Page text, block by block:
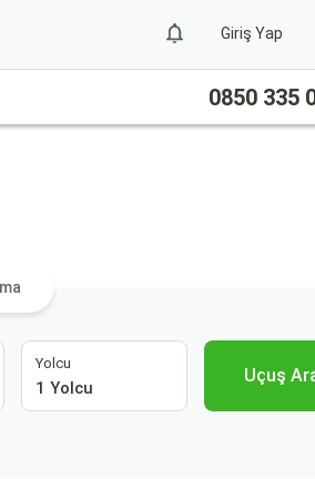
Giriş Yap
0850 335
Yolcu
1 Yolcu
Uçuş